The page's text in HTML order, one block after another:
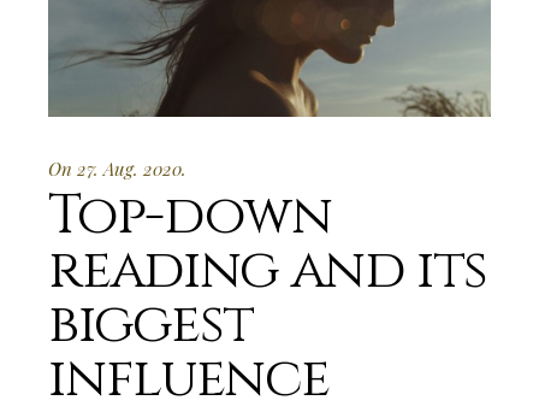
On 27. Aug. 2020.
Top-down
reading and its
biggest
influence